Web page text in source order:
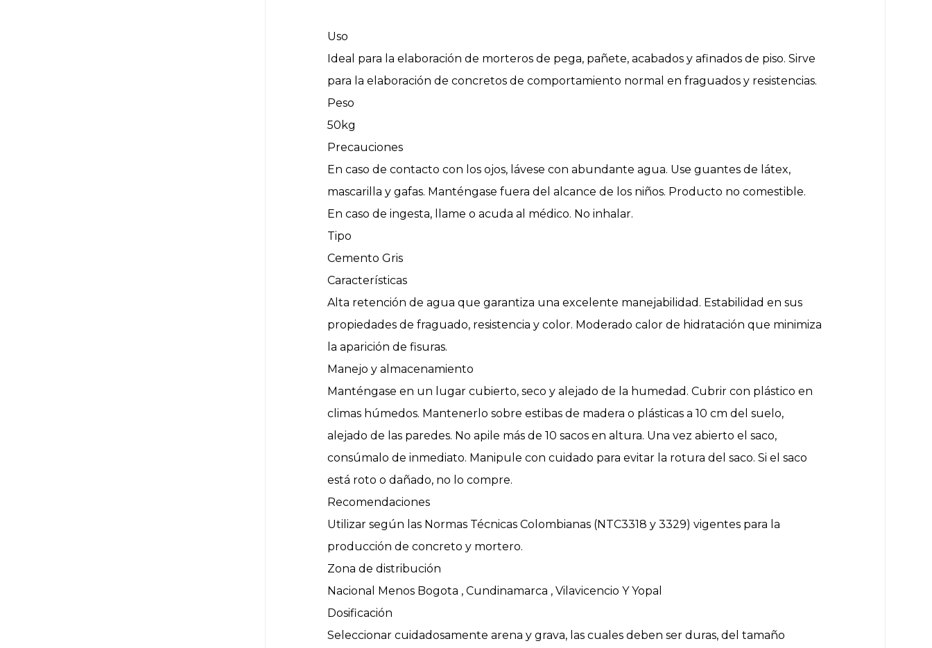
Uso
Ideal para la elaboración de morteros de pega, pañete, acabados y afinados de piso. Sirve
para la elaboración de concretos de comportamiento normal en fraguados y resistencias.
Peso
50kg
Precauciones
En caso de contacto con los ojos, lávese con abundante agua. Use guantes de látex,
mascarilla y gafas. Manténgase fuera del alcance de los niños. Producto no comestible.
En caso de ingesta, llame o acuda al médico. No inhalar.
Tipo
Cemento Gris
Características
Alta retención de agua que garantiza una excelente manejabilidad. Estabilidad en sus
propiedades de fraguado, resistencia y color. Moderado calor de hidratación que minimiza
la aparición de fisuras.
Manejo y almacenamiento
Manténgase en un lugar cubierto, seco y alejado de la humedad. Cubrir con plástico en
climas húmedos. Mantenerlo sobre estibas de madera o plásticas a 10 cm del suelo,
alejado de las paredes. No apile más de 10 sacos en altura. Una vez abierto el saco,
consúmalo de inmediato. Manipule con cuidado para evitar la rotura del saco. Si el saco
está roto o dañado, no lo compre.
Recomendaciones
Utilizar según las Normas Técnicas Colombianas (NTC3318 y 3329) vigentes para la
producción de concreto y mortero.
Zona de distribución
Nacional Menos Bogota , Cundinamarca , Vilavicencio Y Yopal
Dosificación
Seleccionar cuidadosamente arena y grava, las cuales deben ser duras, del tamaño